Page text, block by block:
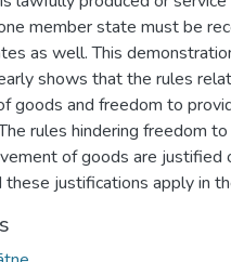
member state must be
as well. This
shows that the rules
goods and freedom to
rules hindering freedom
of goods are justified
these justifications apply in